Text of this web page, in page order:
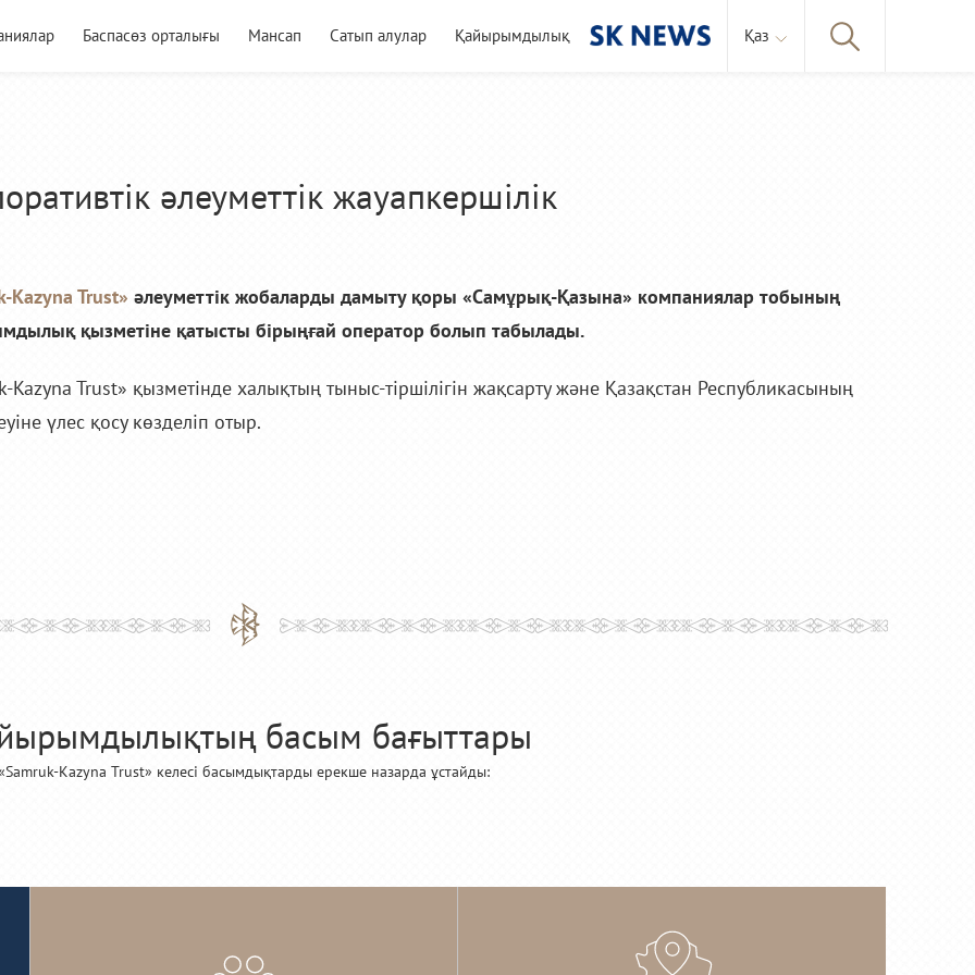
Баспасөз орталығы Мансап Сатып алулар Қайырымдылық Қаз
әлеуметтік жауапкершілік
Kazyna Trust» әлеуметтік жобаларды дамыту қоры «Самұрық-Қазына» компаниялар тобының
қызметіне қатысты бірыңғай оператор болып табылады.
Kazyna Trust» қызметінде халықтың тыныс-тіршілігін жақсарту және Қазақстан Республикасының
үлес қосу көзделіп отыр.
басым бағыттары
Kazyna Trust» келесі басымдықтарды ерекше назарда ұстайды: